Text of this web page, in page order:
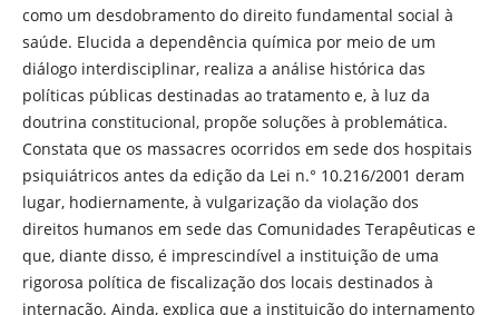
como um desdobramento do direito fundamental social à
saúde. Elucida a dependência química por meio de um
diálogo interdisciplinar, realiza a análise histórica das
políticas públicas destinadas ao tratamento e, à luz da
doutrina constitucional, propõe soluções à problemática.
Constata que os massacres ocorridos em sede dos hospitais
psiquiátricos antes da edição da Lei n.° 10.216/2001 deram
lugar, hodiernamente, à vulgarização da violação dos
direitos humanos em sede das Comunidades Terapêuticas e
que, diante disso, é imprescindível a instituição de uma
rigorosa política de fiscalização dos locais destinados à
internação. Ainda, explica que a instituição do internamento